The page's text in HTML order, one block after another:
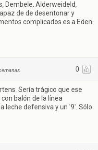
Dembele, Alderweideld,
de de desentonar y
complicados es a Eden.
0
Sería trágico que ese
balón de la línea
leche defensiva y un '9'. Sólo